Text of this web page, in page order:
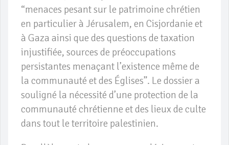
“menaces pesant sur le patrimoine chrétien
en particulier à Jérusalem, en Cisjordanie et
à Gaza ainsi que des questions de taxation
injustifiée, sources de préoccupations
persistantes menaçant l’existence même de
la communauté et des Églises”. Le dossier a
souligné la nécessité d’une protection de la
communauté chrétienne et des lieux de culte
dans tout le territoire palestinien.